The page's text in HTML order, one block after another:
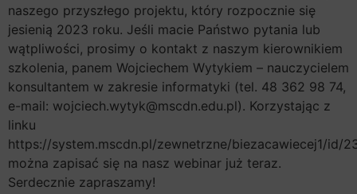
naszego przyszłego projektu, który rozpocznie się
jesienią 2023 roku. Jeśli macie Państwo pytania lub
wątpliwości, prosimy o kontakt z naszym kierownikiem
szkolenia, panem Wojciechem Wytykiem – nauczycielem
konsultantem w zakresie informatyki (tel. 48 362 98 74,
e-mail: wojciech.wytyk@mscdn.edu.pl). Korzystając z
linku
https://system.mscdn.pl/zewnetrzne/biezacawiecej1/id/
można zapisać się na nasz webinar już teraz.
Serdecznie zapraszamy!